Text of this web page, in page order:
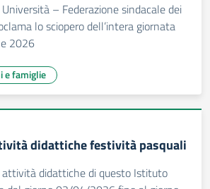
– Federazione sindacale dei
lo sciopero dell’intera giornata
2026
e famiglie
didattiche festività pasquali
attività didattiche di questo Istituto